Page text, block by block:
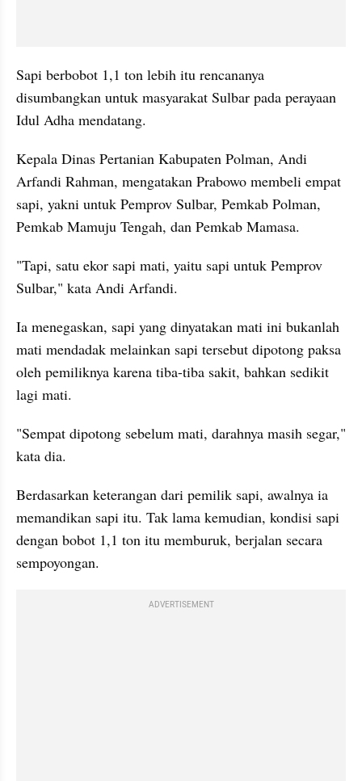
Sapi berbobot 1,1 ton lebih itu rencananya
disumbangkan untuk masyarakat Sulbar pada perayaan
Idul Adha mendatang.
Kepala Dinas Pertanian Kabupaten Polman, Andi
Arfandi Rahman, mengatakan Prabowo membeli empat
sapi, yakni untuk Pemprov Sulbar, Pemkab Polman,
Pemkab Mamuju Tengah, dan Pemkab Mamasa.
"Tapi, satu ekor sapi mati, yaitu sapi untuk Pemprov
Sulbar," kata Andi Arfandi.
Ia menegaskan, sapi yang dinyatakan mati ini bukanlah
mati mendadak melainkan sapi tersebut dipotong paksa
oleh pemiliknya karena tiba-tiba sakit, bahkan sedikit
lagi mati.
"Sempat dipotong sebelum mati, darahnya masih segar,"
kata dia.
Berdasarkan keterangan dari pemilik sapi, awalnya ia
memandikan sapi itu. Tak lama kemudian, kondisi sapi
dengan bobot 1,1 ton itu memburuk, berjalan secara
sempoyongan.
ADVERTISEMENT